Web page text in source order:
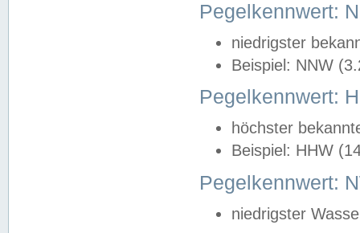
Pegelkennwert:
niedrigster
Beispiel: NNW
Pegelkennwert:
höchster
Beispiel: HHW
Pegelkennwert:
niedrigster